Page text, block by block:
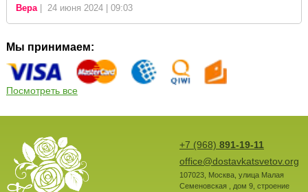
Вера| 24 июня 2024 | 09:03
Мы принимаем:
Посмотреть все
+7 (968) 891-19-11
office@dostavkatsvetov.org
107023, Москва, улица Малая
Семеновская , дом 9, строение